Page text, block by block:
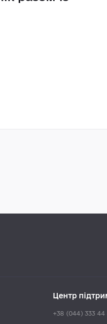
Центр
+38 (044) 333 44